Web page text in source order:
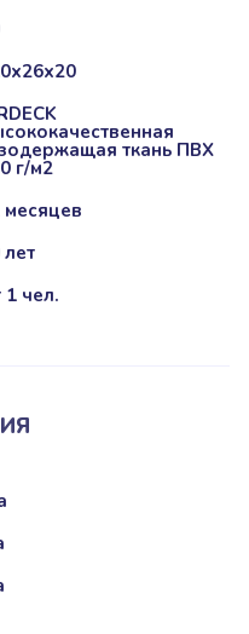
ткань ПВХ
г/м2
месяцев
лет
1 чел.